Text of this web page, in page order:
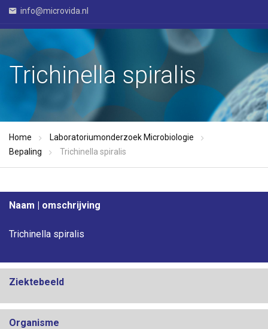
info@microvida.nl
Trichinella spiralis
Home
Laboratoriumonderzoek Microbiologie
Bepaling
Trichinella spiralis
Naam | omschrijving
Trichinella spiralis
Ziektebeeld
Organisme